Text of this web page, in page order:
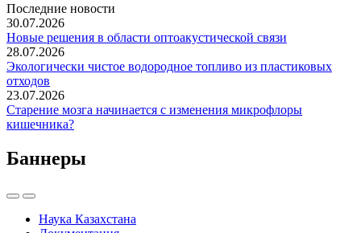
Последние новости
30.07.2026
Новые решения в области оптоакустической связи
28.07.2026
Экологически чистое водородное топливо из пластиковых
отходов
23.07.2026
Старение мозга начинается с изменения микрофлоры
кишечника?
Баннеры
Наука Казахстана